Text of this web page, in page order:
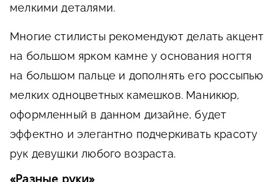
мелкими деталями.
Многие стилисты рекомендуют делать акцент
на большом ярком камне у основания ногтя
на большом пальце и дополнять его россыпью
мелких одноцветных камешков. Маникюр,
оформленный в данном дизайне, будет
эффектно и элегантно подчеркивать красоту
рук девушки любого возраста.
«Разные руки»